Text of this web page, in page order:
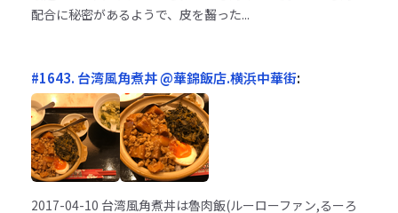
配合に秘密があるようで、皮を齧った...
#1643. 台湾風角煮丼 @華錦飯店.横浜中華街:
2017-04-10 台湾風角煮丼は魯肉飯(ルーローファン,るーろ